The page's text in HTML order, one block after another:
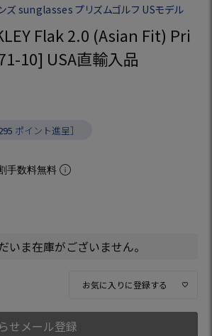
ズ sunglasses プリズムゴルフ USモデル
Flak 2.0 (Asian Fit) Pri
10] USA直輸入品
ポイント進呈］
手数料無料
いま在庫がございません。
お気に入りに登録する
せメール登録